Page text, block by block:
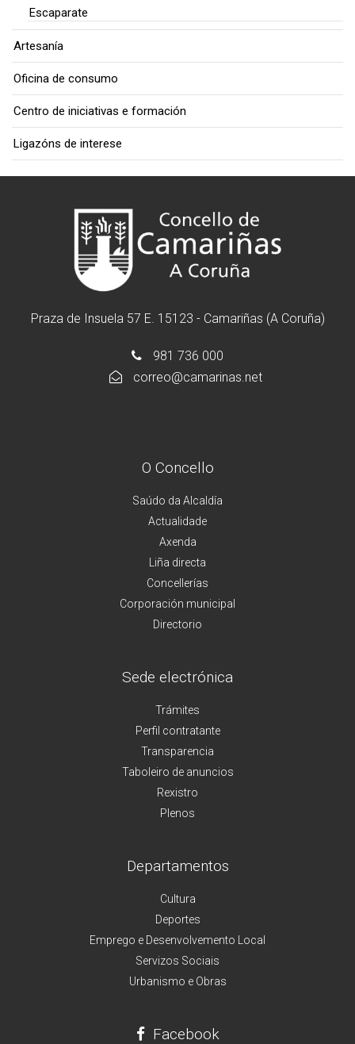
Escaparate
Artesanía
Oficina de consumo
Centro de iniciativas e formación
Ligazóns de interese
Praza de Insuela 57 E. 15123 - Camariñas (A Coruña)
981 736 000
correo@camarinas.net
O Concello
Saúdo da Alcaldía
Actualidade
Axenda
Liña directa
Concellerías
Corporación municipal
Directorio
Sede electrónica
Trámites
Perfil contratante
Transparencia
Taboleiro de anuncios
Rexistro
Plenos
Departamentos
Cultura
Deportes
Emprego e Desenvolvemento Local
Servizos Sociais
Urbanismo e Obras
Facebook